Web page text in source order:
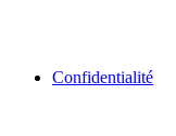
Confidentialité